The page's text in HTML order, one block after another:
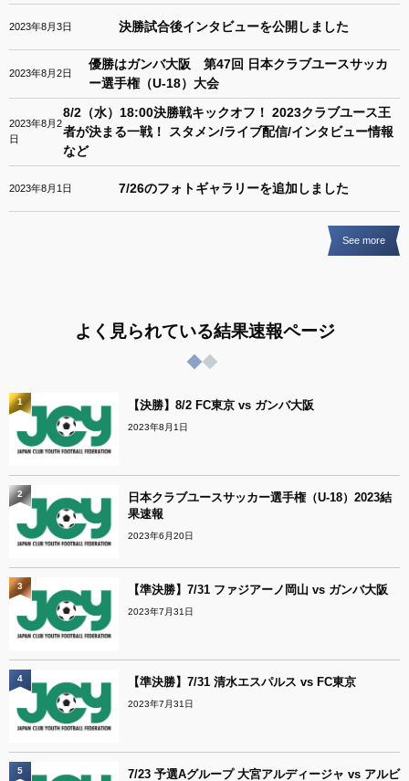
2023年8月3日 決勝試合後インタビューを公開しました
2023年8月2日
優勝はガンバ大阪 第47回 日本クラブユースサッカ
ー選手権（U-18）大会
2023年8月2
日
8/2（水）18:00決勝戦キックオフ！ 2023クラブユース王
者が決まる一戦！ スタメン/ライブ配信/インタビュー情報
など
2023年8月1日 7/26のフォトギャラリーを追加しました
See more
よく見られている結果速報ページ
【決勝】8/2 FC東京 vs ガンバ大阪
2023年8月1日
1
日本クラブユースサッカー選手権（U-18）2023結
果速報
2023年6月20日
2
【準決勝】7/31 ファジアーノ岡山 vs ガンバ大阪
2023年7月31日
3
【準決勝】7/31 清水エスパルス vs FC東京
2023年7月31日
4
7/23 予選Aグループ 大宮アルディージャ vs アルビ
5